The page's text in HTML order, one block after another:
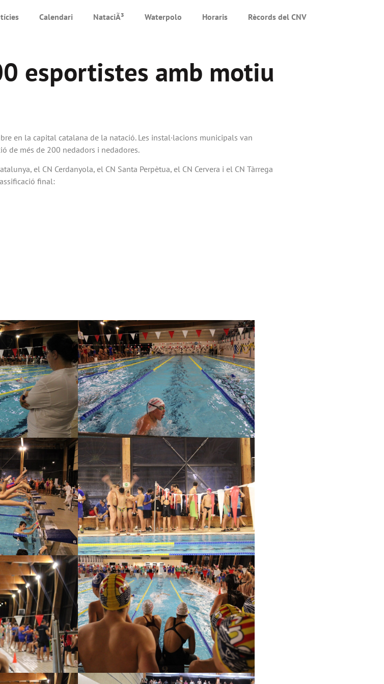
Calendari NataciÃ³ Waterpolo Horaris Rècords del CNV
esportistes amb motiu
en la capital catalana de la natació. Les instal·lacions municipals van
de més de 200 nedadors i nedadores.
el CN Cerdanyola, el CN Santa Perpètua, el CN Cervera i el CN Tàrrega
final: